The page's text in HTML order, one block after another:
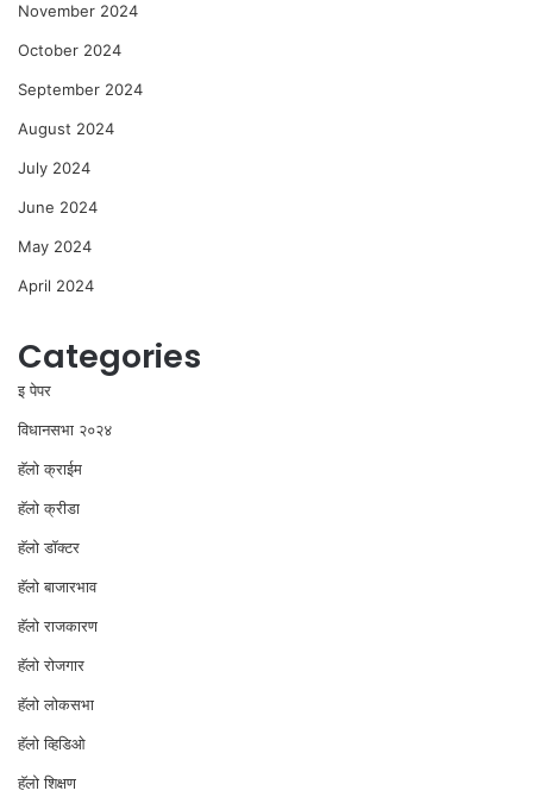
November 2024
October 2024
September 2024
August 2024
July 2024
June 2024
May 2024
April 2024
Categories
इ पेपर
विधानसभा २०२४
⁠हॅलो क्राईम
हॅलो क्रीडा
हॅलो डॉक्टर
हॅलो बाजारभाव
हॅलो राजकारण
⁠हॅलो रोजगार
हॅलो लोकसभा
⁠हॅलो व्हिडिओ
हॅलो शिक्षण